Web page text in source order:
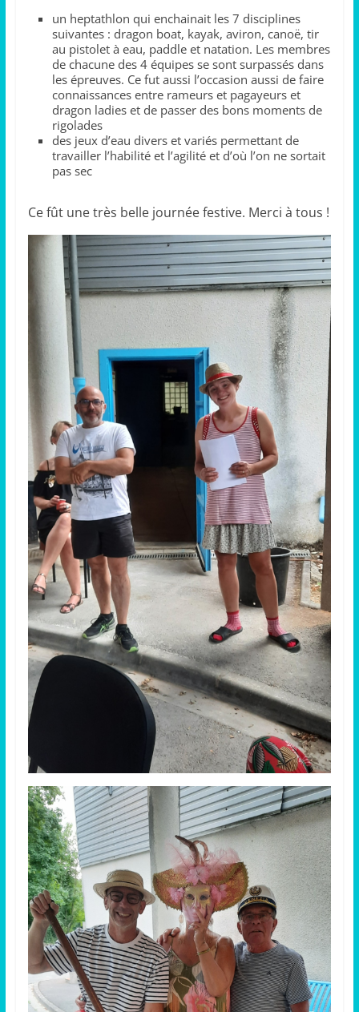
un heptathlon qui enchainait les 7 disciplines
suivantes : dragon boat, kayak, aviron, canoë, tir
au pistolet à eau, paddle et natation. Les membres
de chacune des 4 équipes se sont surpassés dans
les épreuves. Ce fut aussi l’occasion aussi de faire
connaissances entre rameurs et pagayeurs et
dragon ladies et de passer des bons moments de
rigolades
des jeux d’eau divers et variés permettant de
travailler l’habilité et l’agilité et d’où l’on ne sortait
pas sec
Ce fût une très belle journée festive. Merci à tous !